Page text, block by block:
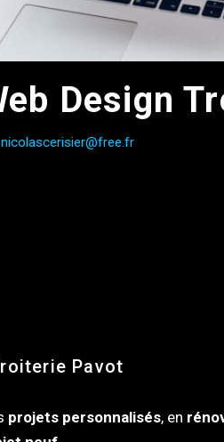
Design
nicolascerisier@free.fr
Pavot
projets personnalisés, en